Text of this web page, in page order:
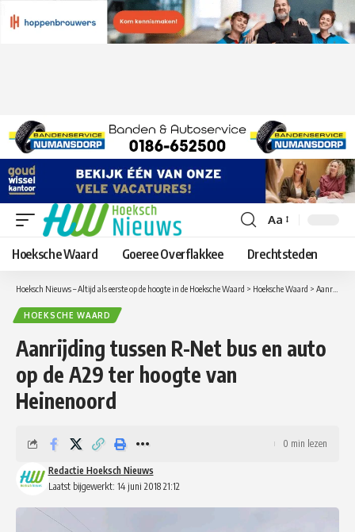
Lettergrootte
aanpassen
Aa
Hoeksche Waard Goeree Overflakkee Drechtsteden
Hoeksch Nieuws – Altijd als eerste op de hoogte in de Hoeksche Waard > Hoeksche Waard > Aanrijding tussen R-Net bus en auto op de A29 ter hoogte van Heinenoord
HOEKSCHE WAARD
Aanrijding tussen R-Net bus en auto
op de A29 ter hoogte van
Heinenoord
Laatst bijgewerkt: 14 juni 2018 21:12
Redactie Hoeksch Nieuws
0 min lezen